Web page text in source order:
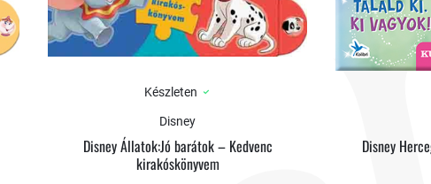
Készleten
Disney
Disney Állatok:Jó barátok – Kedvenc
kirakóskönyvem
Disney